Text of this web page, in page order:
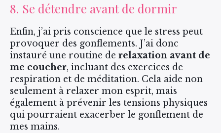
8. Se détendre avant de dormir
Enfin, j’ai pris conscience que le stress peut
provoquer des gonflements. J’ai donc
instauré une routine de relaxation avant de
me coucher, incluant des exercices de
respiration et de méditation. Cela aide non
seulement à relaxer mon esprit, mais
également à prévenir les tensions physiques
qui pourraient exacerber le gonflement de
mes mains.